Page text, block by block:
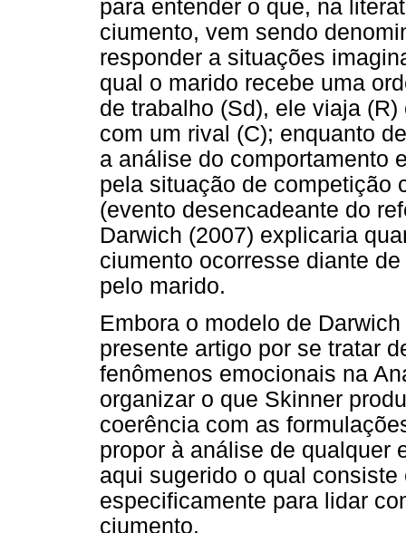
para entender o que, na
ciumento, vem sendo
responder a situações
qual o marido recebe uma
de trabalho (Sd), ele viaja
com um rival (C); enquanto
a análise do comportamento
pela situação de competição
(evento desencadeante do
Darwich (2007) explicaria
ciumento ocorresse diante
pelo marido.
Embora o modelo de
presente artigo por se tratar
fenômenos emocionais na
organizar o que Skinner
coerência com as
propor à análise de qualquer
aqui sugerido o qual
especificamente para lidar
ciumento.